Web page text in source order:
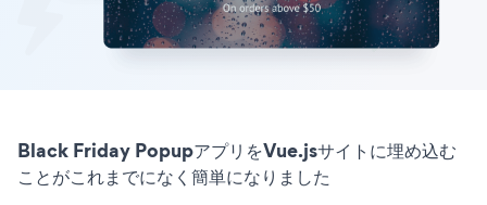
Black Friday PopupアプリをVue.jsサイトに埋め込む
ことがこれまでになく簡単になりました